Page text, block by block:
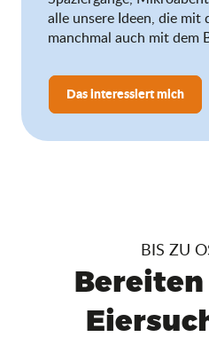
alle unsere Ideen, die mit
manchmal auch mit dem
Das interessiert mich
BIS ZU
Bereiten